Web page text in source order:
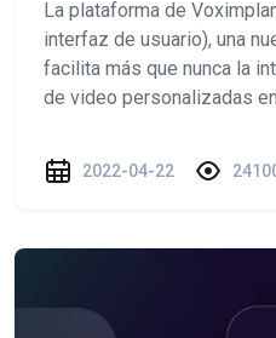
La plataforma de
interfaz de usuario), una
facilita más que nunca la
de video personalizadas
2022-04-22